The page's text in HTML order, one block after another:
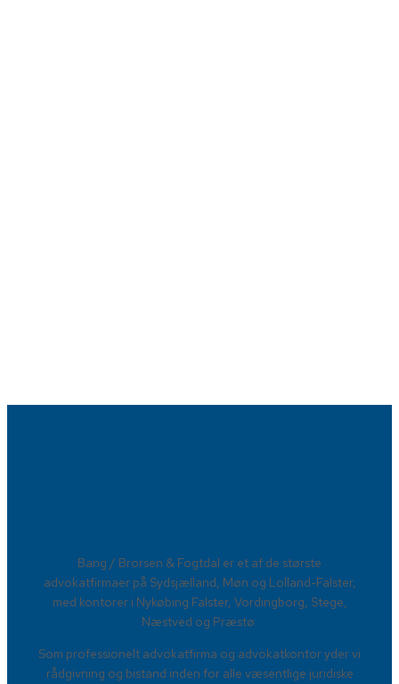
​Bang / Brorsen & Fogtdal er et af de største
advokatfirmaer på Sydsjælland, Møn og Lolland-Falster,
med kontorer i Nykøbing Falster, Vordingborg, Stege,
Næstved og Præstø.
Som professionelt advokatfirma og advokatkontor yder vi
rådgivning og bistand inden for alle væsentlige juridiske